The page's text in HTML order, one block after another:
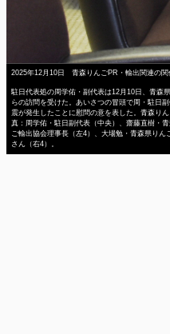
2025年12月10日 青森りんごPR・輸出関連の関
駐日代表処の周学佑・副代表は12月10日、青森
らの訪問を受けた。あいさつの冒頭で周・駐日
震が発生したことに慰問の意を表した。青森り
真：周学佑・駐日副代表（中央）、齋藤直樹・
ご輸出協会理事長（左4）、大場勉・青森県り
さん（右4）。